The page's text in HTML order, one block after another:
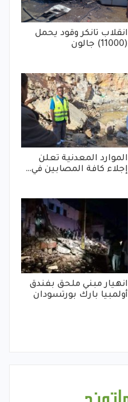
انقلاب تانكر وقود يحمل
(11000) جالون
الموارد المعدنية تعلن
إجلاء كافة المصابين في…
انهيار مبني ملحق بفندق
أولمبيا بارك بورتسودان